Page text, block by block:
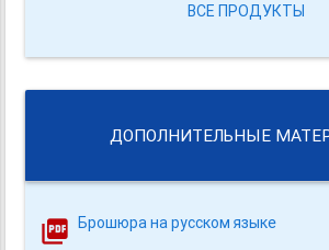
ВСЕ ПРОДУКТЫ
ДОПОЛНИТЕЛЬНЫЕ
Брошюра на русском языке